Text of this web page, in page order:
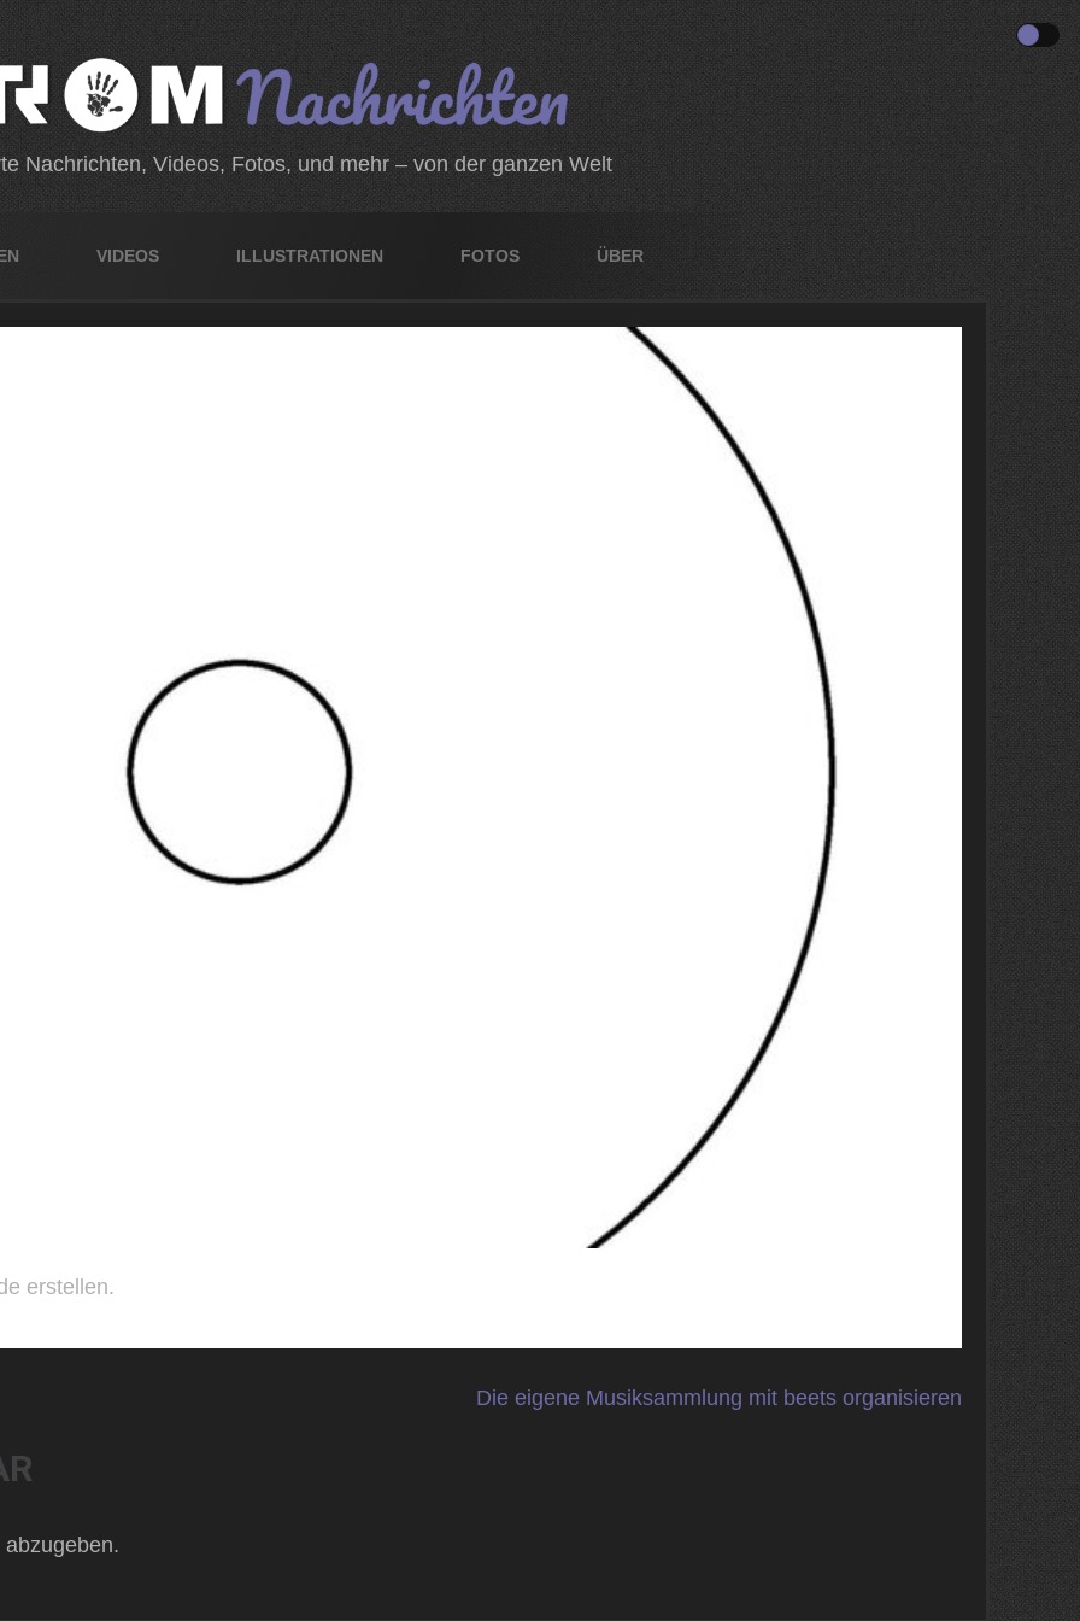
Nachrichten, Videos, Fotos, und mehr – von der ganzen Welt
VIDEOS ILLUSTRATIONEN FOTOS ÜBER
erstellen.
Die eigene Musiksammlung mit beets organisieren